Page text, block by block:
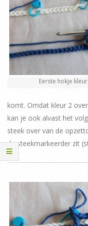
Eerste hokje kleur
komt. Omdat kleur 2
kan je ook alvast het
steek over van de
de steekmarkeerder zit